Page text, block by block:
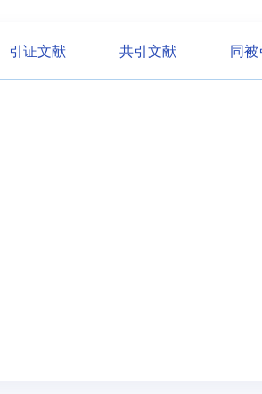
引证文献 共引文献 同